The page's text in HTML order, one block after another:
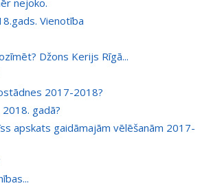
nejoko.
Vienotība
Džons Kerijs Rīgā...
2017-2018?
gadā?
apskats gaidāmajām vēlēšanām 2017-